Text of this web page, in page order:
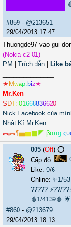
#859 - @213651
29/04/2013 17:47
Thuongde97 vao gui
(Nokia c2-01)
PM
Trích dẫn Like
★ Mwap. biz★
Mr.Ken
SĐT: 01668836620
Nick Facebook của
Nhật Kí Mr.Ken
︻︻¶▅▆▇◤ βαπg ςυ
005 (Off) ⭕️
Cấp độ:
Like: 9/6
Online: ✨1/
????? ⚡??/
🩸1/4139🩸
#860 - @213679
29/04/2013 18:13